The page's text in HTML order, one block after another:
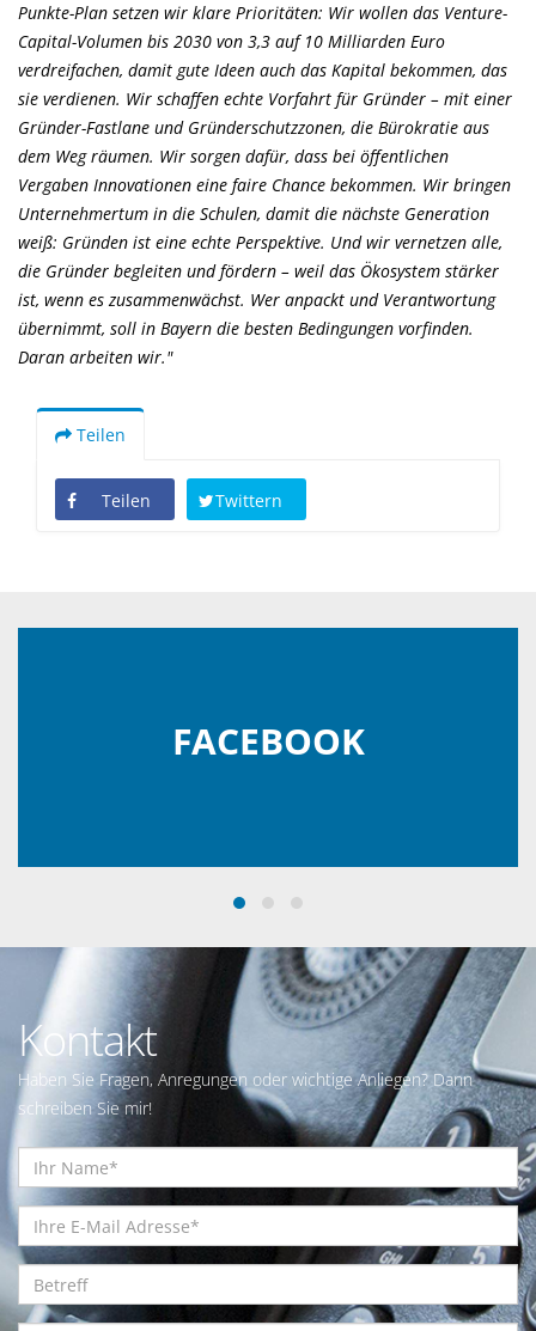
Punkte-Plan setzen wir klare Prioritäten: Wir wollen das Venture-
Capital-Volumen bis 2030 von 3,3 auf 10 Milliarden Euro
verdreifachen, damit gute Ideen auch das Kapital bekommen, das
sie verdienen. Wir schaffen echte Vorfahrt für Gründer – mit einer
Gründer-Fastlane und Gründerschutzzonen, die Bürokratie aus
dem Weg räumen. Wir sorgen dafür, dass bei öffentlichen
Vergaben Innovationen eine faire Chance bekommen. Wir bringen
Unternehmertum in die Schulen, damit die nächste Generation
weiß: Gründen ist eine echte Perspektive. Und wir vernetzen alle,
die Gründer begleiten und fördern – weil das Ökosystem stärker
ist, wenn es zusammenwächst. Wer anpackt und Verantwortung
übernimmt, soll in Bayern die besten Bedingungen vorfinden.
Daran arbeiten wir."
Teilen
Teilen Twittern
FACEBOOK
Kontakt
Haben Sie Fragen, Anregungen oder wichtige Anliegen? Dann
schreiben Sie mir!